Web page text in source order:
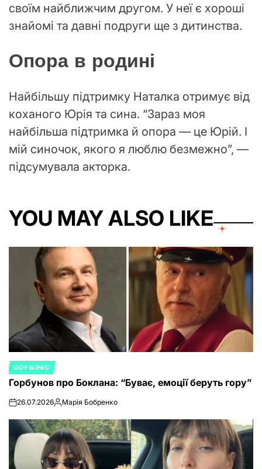
своїм найближчим другом. У неї є хороші
знайомі та давні подруги ще з дитинства.
Опора в родині
Найбільшу підтримку Наталка отримує від
коханого Юрія та сина. “Зараз моя
найбільша підтримка й опора — це Юрій. І
мій синочок, якого я люблю безмежно”, —
підсумувала акторка.
YOU MAY ALSO LIKE
POSTED
IN
ШОУ БІЗНЕС
Горбунов про Боклана: “Буває, емоції беруть гору”
on26.07.2026Posted
Марія Бобренко